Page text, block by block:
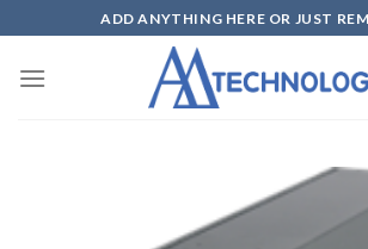
to
content
ADD ANYTHING HERE OR JUST